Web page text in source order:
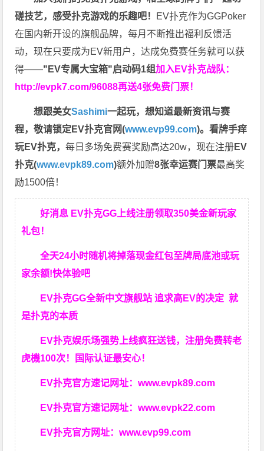
磋技艺，感受扑克游戏的乐趣吧！ EV扑克作为GGPoker
在国内新开设的旗舰品牌，每月不断推出福利反馈活
动，现在只要成为EV新用户，达成免费赛任务就可以获
得——"EV专属大宝箱"启动码1组加入EV扑克战队：
http://evpk7.com/96088再送4张免费门票！
想跟美女Sashimi一起玩，想知道最新资讯与赛
程，敬请锁定EV扑克官网(www.evp99.com)。看牌手痒
玩EV扑克，每日多场免费赛奖励高达20w，现在注册EV
扑克(www.evpk89.com)额外加赠8张幸运赛门票最高奖
励1500倍！
好消息 EV扑克GG上线注册领取350美金新玩家
礼包！
全天24小时随机将掉落现金红包至牌局底池或玩
家余额!快体验吧
EV扑克GG全新中文旗舰站 追求高EV的决定就
是扑克的本质
EV扑克娱乐场强势上线疯狂送钱，注册免费转老
虎機100次！国际认证最安心！
EV扑克官方速记网址：www.evpk89.com
EV扑克官方速记网址：www.evpk22.com
EV扑克官方网址：www.evp99.com